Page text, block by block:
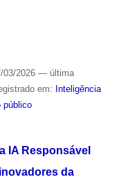
2026 — última
em: Inteligência
público
IA Responsável
da